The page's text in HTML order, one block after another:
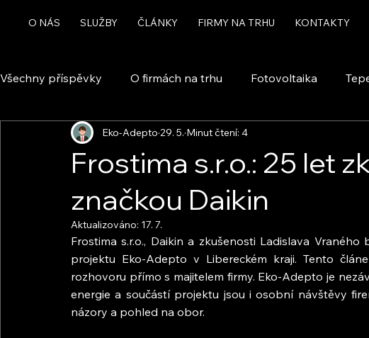
O NÁS SLUŽBY ČLÁNKY FIRMY NA TRHU KONTAKTY
Všechny příspěvky O firmách na trhu Fotovoltaika
Rekuperace a větrání Chytrá domácnost a automatizace
Frostima s.r.o.: 25 let
značkou Daikin
Eko-Adepto 29. 5. Minut čtení: 4
Aktualizováno: 17. 7.
Frostima s.r.o., Daikin a zkušenosti Ladislava
projektu Eko-Adepto v Libereckém kraji. Tento
rozhovoru přímo s majitelem firmy. Eko-Adepto je
energie a součástí projektu jsou i osobní návštěvy
názory a pohled na obor.